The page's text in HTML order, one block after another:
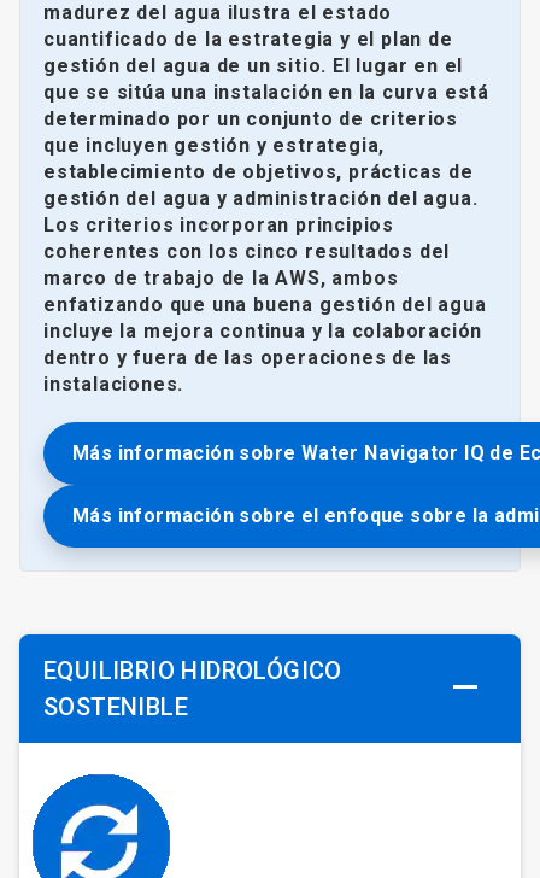
madurez del agua ilustra el estado
cuantificado de la estrategia y el plan de
gestión del agua de un sitio. El lugar en el
que se sitúa una instalación en la curva está
determinado por un conjunto de criterios
que incluyen gestión y estrategia,
establecimiento de objetivos, prácticas de
gestión del agua y administración del agua.
Los criterios incorporan principios
coherentes con los cinco resultados del
marco de trabajo de la AWS, ambos
enfatizando que una buena gestión del agua
incluye la mejora continua y la colaboración
dentro y fuera de las operaciones de las
instalaciones.
Más información sobre Water Navigator IQ de
Más información sobre el enfoque sobre la
EQUILIBRIO HIDROLÓGICO
SOSTENIBLE